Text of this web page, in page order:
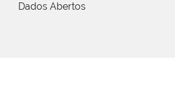
Dados Abertos